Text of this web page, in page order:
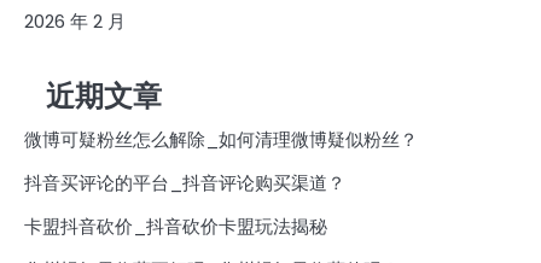
2026 年 2 月
近期文章
微博可疑粉丝怎么解除_如何清理微博疑似粉丝？
抖音买评论的平台_抖音评论购买渠道？
卡盟抖音砍价_抖音砍价卡盟玩法揭秘